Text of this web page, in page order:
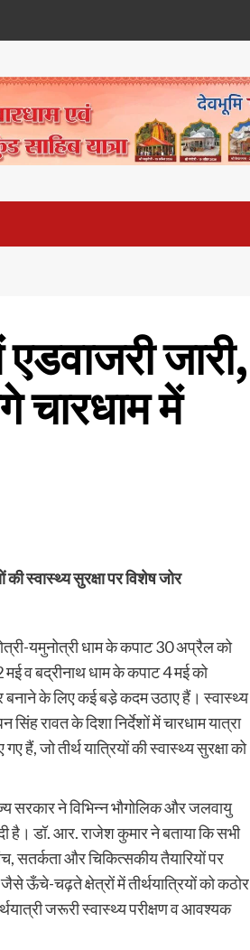
जारी,
चारधाम में
स्वास्थ्य सुरक्षा पर विशेष जोर
यमुनोत्री धाम के कपाट 30 अप्रैल को
व बद्रीनाथ धाम के कपाट 4 मई को
बनाने के लिए कई बडे़ कदम उठाए हैं। स्वास्थ्य
रावत के दिशा निर्देशों में चारधाम यात्रा
जो तीर्थ यात्रियों की स्वास्थ्य सुरक्षा को
सरकार ने विभिन्न भौगोलिक और जलवायु
है। डॉ. आर. राजेश कुमार ने बताया कि सभी
सतर्कता और चिकित्सकीय तैयारियों पर
ऊँचे-चढ़ते क्षेत्रों में तीर्थयात्रियों को कठोर
जरूरी स्वास्थ्य परीक्षण व आवश्यक